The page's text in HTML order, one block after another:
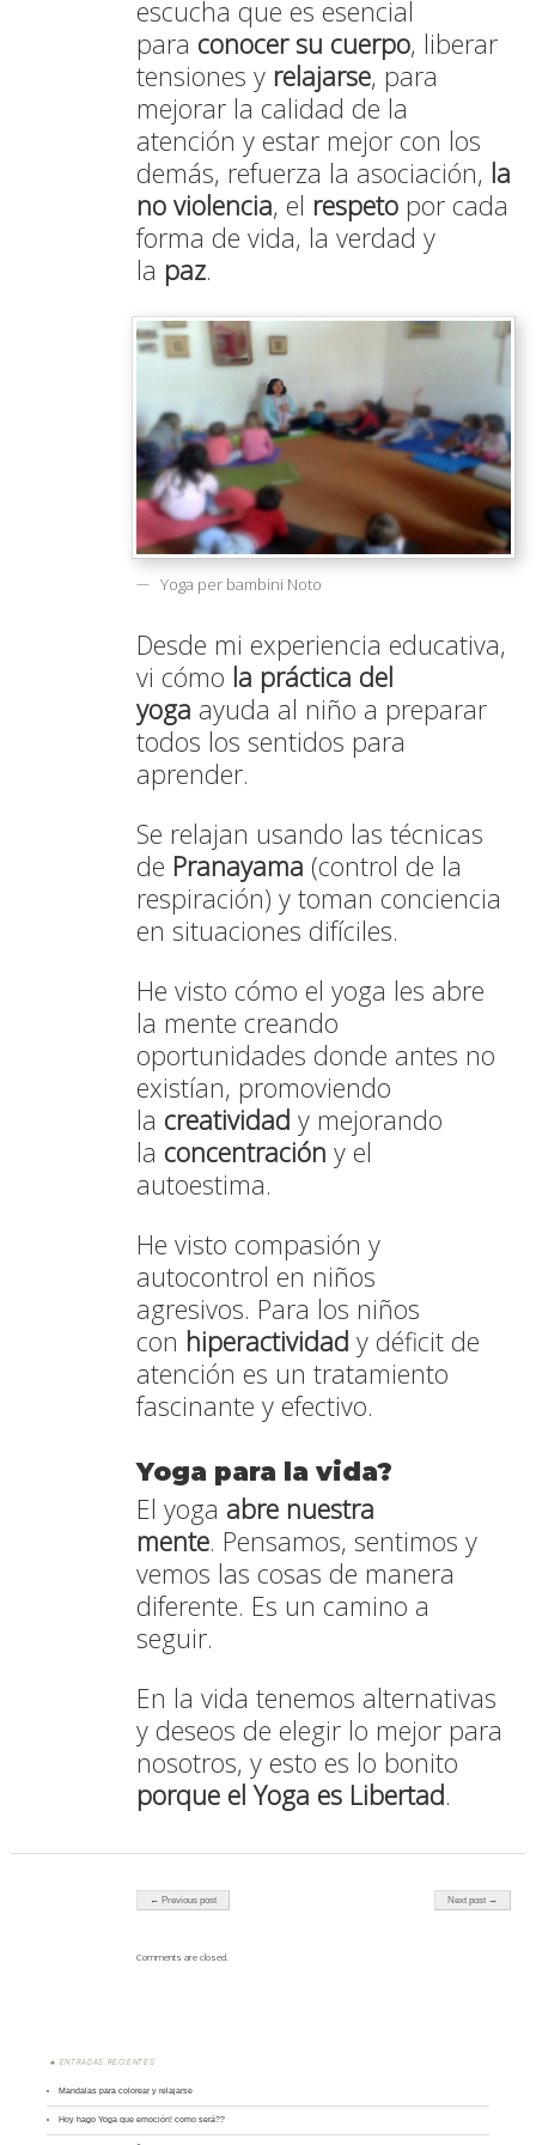
escucha que es esencial
para conocer su cuerpo, liberar
tensiones y relajarse, para
mejorar la calidad de la
atención y estar mejor con los
demás, refuerza la asociación, la
no violencia, el respetopor cada
forma de vida, la verdad y
la paz.
Yoga per bambini Noto
Desde mi experiencia educativa,
vi cómo la práctica del
yoga ayuda al niño a preparar
todos los sentidos para
aprender.
Se relajan usando las técnicas
de Pranayama (control de la
respiración) y toman conciencia
en situaciones difíciles.
He visto cómo el yoga les abre
la mente creando
oportunidades donde antes no
existían, promoviendo
la creatividad y mejorando
la concentración y el
autoestima.
He visto compasión y
autocontrol en niños
agresivos. Para los niños
con hiperactividad y déficit de
atención es un tratamiento
fascinante y efectivo.
Yoga para la vida?
El yoga abre nuestra
mente. Pensamos, sentimos y
vemos las cosas de manera
diferente. Es un camino a
seguir.
En la vida tenemos alternativas
y deseos de elegir lo mejor para
nosotros, y esto es lo bonito
porque el Yoga es Libertad.
Post navigation
← Previous post Next post →
Comments are closed.
ENTRADAS RECIENTES
Mandalas para colorear y relajarse
Hoy hago Yoga que emoción! como será??